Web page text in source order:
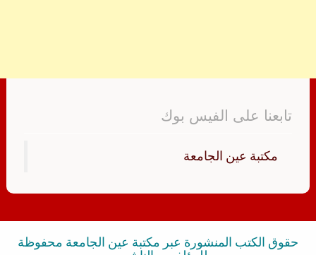
تابعنا على الفيس بوك
‏مكتبة عين الجامعة‏
حقوق الكتب المنشورة عبر مكتبة عين الجامعة محفوظة